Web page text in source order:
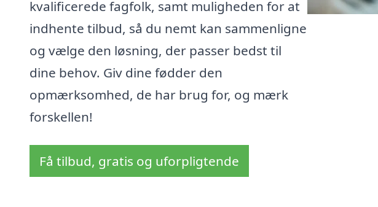
kvalificerede fagfolk, samt muligheden for at
indhente tilbud, så du nemt kan sammenligne
og vælge den løsning, der passer bedst til
dine behov. Giv dine fødder den
opmærksomhed, de har brug for, og mærk
forskellen!
Få tilbud, gratis og uforpligtende